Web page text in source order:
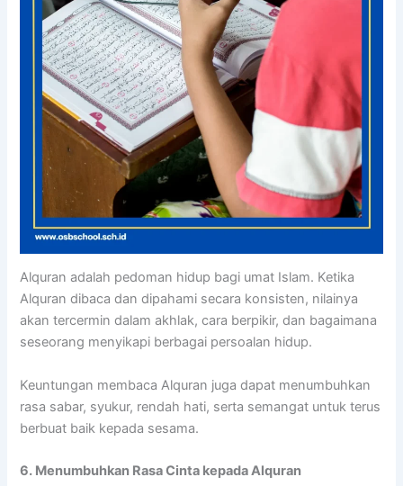
Alquran adalah pedoman hidup bagi umat Islam. Ketika
Alquran dibaca dan dipahami secara konsisten, nilainya
akan tercermin dalam akhlak, cara berpikir, dan bagaimana
seseorang menyikapi berbagai persoalan hidup.
Keuntungan membaca Alquran juga dapat menumbuhkan
rasa sabar, syukur, rendah hati, serta semangat untuk terus
berbuat baik kepada sesama.
6. Menumbuhkan Rasa Cinta kepada Alquran